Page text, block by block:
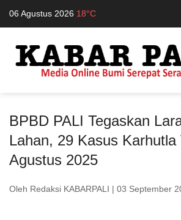
06 Agustus 2026 18°C
BPBD PALI Tegaskan
Lahan, 29 Kasus Karhutla
Agustus 2025
Oleh Redaksi KABARPALI | 03 September